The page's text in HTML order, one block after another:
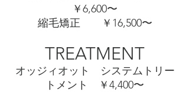
￥6,600〜
縮毛矯正 ￥16,500〜
TREATMENT
オッジィオット システムトリー
トメント ￥4,400〜